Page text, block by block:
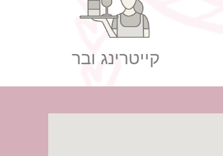
קייטרינג ובר